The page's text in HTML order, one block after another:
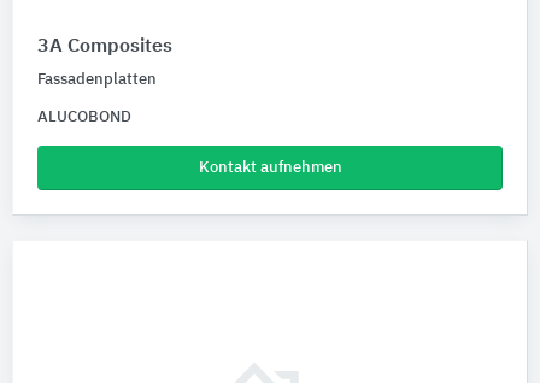
3A Composites
Fassadenplatten
ALUCOBOND
Kontakt aufnehmen